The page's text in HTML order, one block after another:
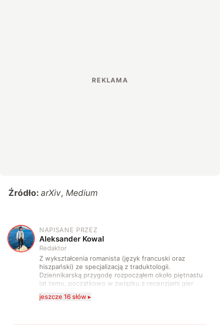
Źródło:arXiv, Medium
A
NAPISANE PRZEZ
Aleksander Kowal
Redaktor
Z wykształcenia romanista (język francuski oraz
hiszpański) ze specjalizacją z traduktologii.
Dziennikarską przygodę rozpocząłem około piętnastu
lat temu, początkowo w związku z recenzjami gier
komputerowych i filmów. Obecnie publikuję
zdecydowanie częściej na tematy związane z nauką
jeszcze 16 słów ▸